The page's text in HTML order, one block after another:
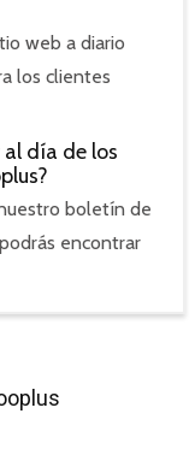
web a diario
los clientes
al día de los
boletín de
encontrar